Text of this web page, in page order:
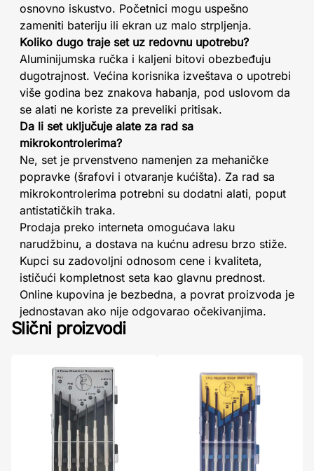
osnovno iskustvo. Početnici mogu uspešno
zameniti bateriju ili ekran uz malo strpljenja.
Koliko dugo traje set uz redovnu upotrebu?
Aluminijumska ručka i kaljeni bitovi obezbeđuju
dugotrajnost. Većina korisnika izveštava o upotrebi
više godina bez znakova habanja, pod uslovom da
se alati ne koriste za preveliki pritisak.
Da li set uključuje alate za rad sa
mikrokontrolerima?
Ne, set je prvenstveno namenjen za mehaničke
popravke (šrafovi i otvaranje kućišta). Za rad sa
mikrokontrolerima potrebni su dodatni alati, poput
antistatičkih traka.
Prodaja preko interneta omogućava laku
narudžbinu, a dostava na kućnu adresu brzo stiže.
Kupci su zadovoljni odnosom cene i kvaliteta,
ističući kompletnost seta kao glavnu prednost.
Online kupovina je bezbedna, a povrat proizvoda je
jednostavan ako nije odgovarao očekivanjima.
Slični proizvodi